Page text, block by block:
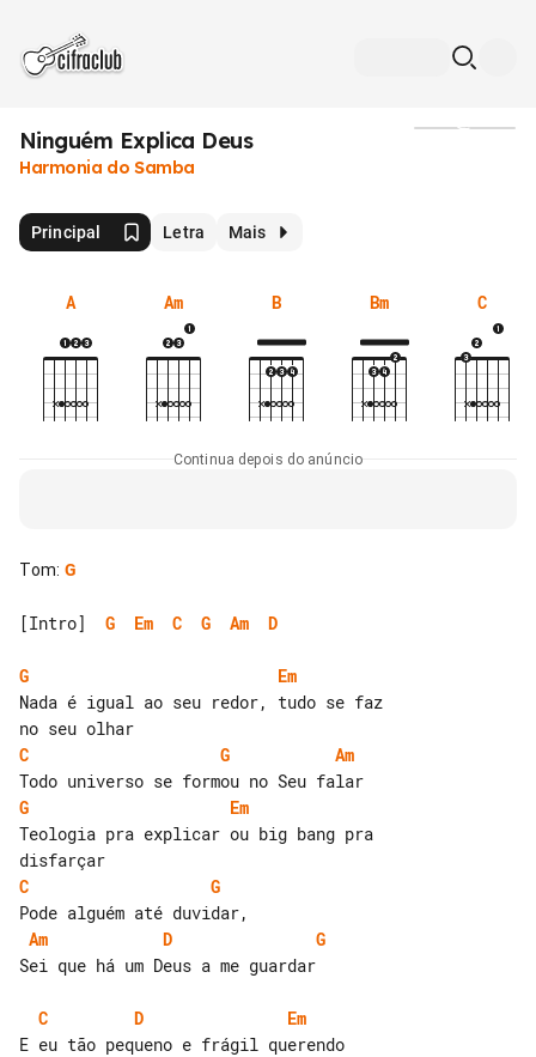
Ninguém Explica Deus
Harmonia do Samba
Principal Letra Mais
A Am B Bm C
Continua depois do anúncio
Tom: G
[Intro] G Em C G Am D
G
Em
Nada é igual ao seu redor, tudo se faz
C
G
Am
G
Em
Teologia pra explicar ou big bang pra
C
G
Am
D
G
Sei que há um Deus a me guardar
C D
Em